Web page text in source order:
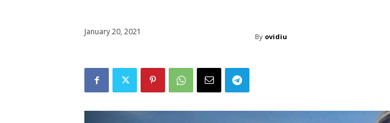
January 20, 2021 By ovidiu